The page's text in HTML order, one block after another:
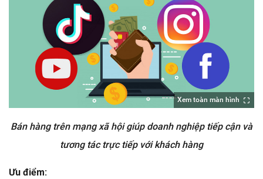
Xem toàn màn hình
Bán hàng trên mạng xã hội giúp doanh nghiệp tiếp cận và
tương tác trực tiếp với khách hàng
Ưu điểm: